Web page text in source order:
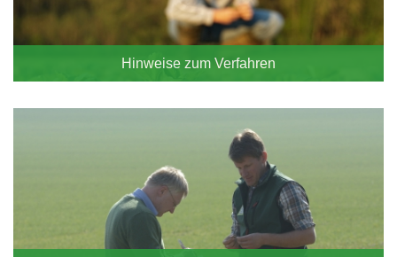
Hinweise zum Verfahren